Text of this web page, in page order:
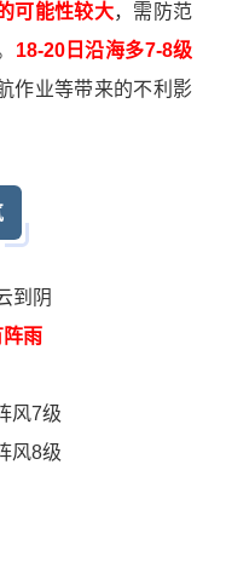
可能性较大，需防范
18-20日沿海多7-8级
作业等带来的不利影
到阴
雨
风7级
风8级